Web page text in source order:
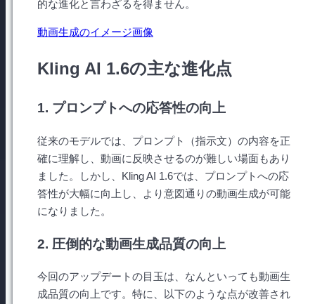
的な進化と言わざるを得ません。
動画生成のイメージ画像
Kling AI 1.6の主な進化点
1. プロンプトへの応答性の向上
従来のモデルでは、プロンプト（指示文）の内容を正
確に理解し、動画に反映させるのが難しい場面もあり
ました。しかし、Kling AI 1.6では、プロンプトへの応
答性が大幅に向上し、より意図通りの動画生成が可能
になりました。
2. 圧倒的な動画生成品質の向上
今回のアップデートの目玉は、なんといっても動画生
成品質の向上です。特に、以下のような点が改善され